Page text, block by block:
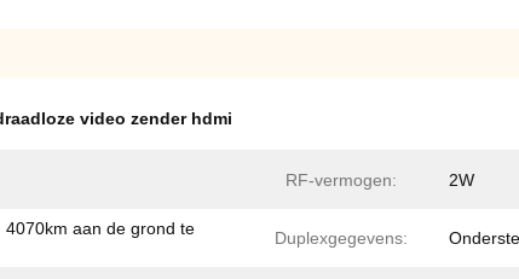
video zender hdmi
RF-vermogen: 2W
4070km aan de grond te
Duplexgegevens: